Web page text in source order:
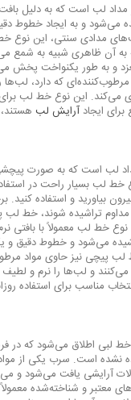
لب است که به دلیل
می‌شود و به ایجاد خطوط
مدادی سنتی، این نوع خط
آن ظاهری شبیه به شمع
و به طور یکنواخت
مرطوب‌کننده‌ای که دارد،
می‌کند. این نوع خط لب برای
ایجاد آرایش لب
لب است که به صورت
خط لب بسیار راحت در
بیاورید و استفاده
مداوم تراشیده شوند، خط
نوع خط لب معمولاً با
می‌شود و خطوط دقیق و
پیچی نیز حاوی مواد
و لب‌ها را نرم و لطیف
مناسب برای استفاده
اطلاق می‌شود که در
نشده است. سرب یکی از
آرایشی یافت می‌شود و
معتبر و شناخته‌شده